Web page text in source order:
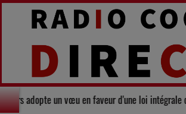
départemental du Gers adopte un vœu en